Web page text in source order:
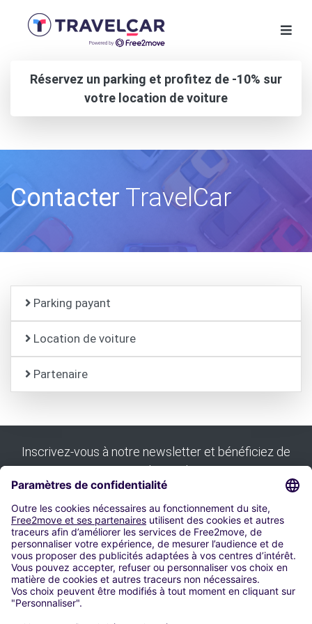
Réservez un parking et profitez de -10% sur
votre location de voiture
Contacter TravelCar
Parking payant
Location de voiture
Partenaire
Inscrivez-vous à notre newsletter et bénéficiez de
tous nos bons plans :
S'inscrire